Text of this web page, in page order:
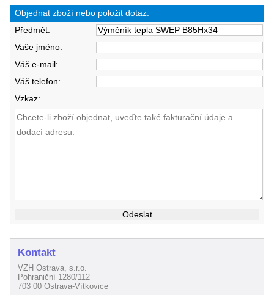
Objednat zboží nebo položit dotaz:
Předmět:
Vaše jméno:
Váš e-mail:
Váš telefon:
Vzkaz:
Kontakt
VZH Ostrava, s.r.o.
Pohraniční 1280/112
703 00 Ostrava-Vítkovice